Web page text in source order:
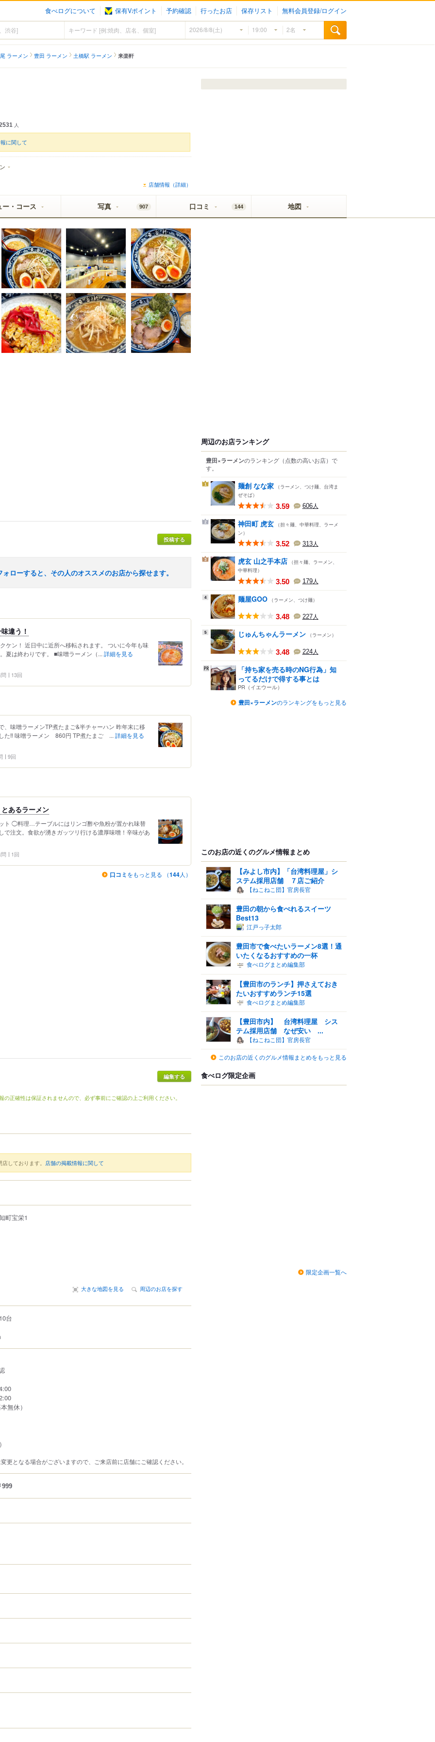
食べログについて 保有Vポイント 予約確認 行ったお店 保存リスト 無料会員登録/ログイン
ラーメン 豊田 ラーメン 土橋駅 ラーメン 来楽軒
人
に関して
店舗情報（詳細）
ー・コース 写真 907 口コミ 144 地図
投稿する
ローすると、その人のオススメのお店から探せます。
違う！
ケン！ 近日中に近所へ移転されます。 ついに今年も味
夏は終わりです。 ■味噌ラーメン（... 詳細を見る
13回
、味噌ラーメンTP煮たまご&半チャーハン 昨年末に移
た‼️ 味噌ラーメン 860円 TP煮たまご ... 詳細を見る
9回
あるラーメン
◯料理…テーブルにはリンゴ酢や魚粉が置かれ味替
で注文。食欲が湧きガッツリ行ける濃厚味噌！辛味があ
1回
口コミ をもっと見る （144人）
編集する
正確性は保証されませんので、必ず事前にご確認の上ご利用ください。
しております。 店舗の掲載情報に関して
町宝栄1
大きな地図を見る 周辺のお店を探す
台
無休）
更となる場合がございますので、ご来店前に店舗にご確認ください。
999
周辺のお店ランキング
豊田×ラーメンのランキング （点数の高いお店） で
す。
1 麺創 なな家 （ラーメン、つけ麺、台湾ま
ぜそば）
3.59 606人
2 神田町 虎玄 （担々麺、中華料理、ラーメ
ン）
3.52 313人
3 虎玄 山之手本店 （担々麺、ラーメン、
中華料理）
3.50 179人
4 麺屋GOO （ラーメン、つけ麺）
3.48 227人
5 じゅんちゃんラーメン （ラーメン）
3.48 224人
「持ち家を売る時のNG行為」知
ってるだけで得する事とは
PR（イエウール）
豊田×ラーメンのランキングをもっと見る
このお店の近くのグルメ情報まとめ
【みよし市内】「台湾料理屋」シ
ステム採用店舗 ７店ご紹介
【ねこねこ団】官房長官
豊田の朝から食べれるスイーツ
Best13
江戸っ子太郎
豊田市で食べたいラーメン8選！通
いたくなるおすすめの一杯
食べログまとめ編集部
【豊田市のランチ】押さえておき
たいおすすめランチ15選
食べログまとめ編集部
【豊田市内】 台湾料理屋 シス
テム採用店舗 なぜ安い ...
【ねこねこ団】官房長官
このお店の近くのグルメ情報まとめをもっと見る
食べログ限定企画
限定企画一覧へ